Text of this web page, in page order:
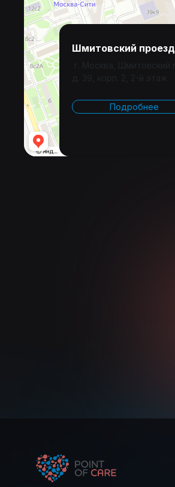
Шмитовский проезд
Подробнее